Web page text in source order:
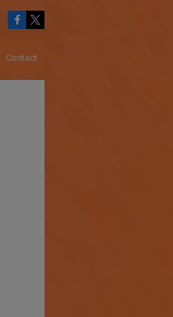
Contact